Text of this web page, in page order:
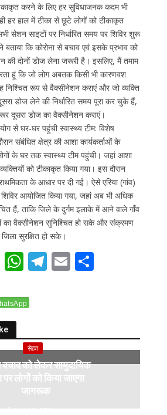
करने के लिए हर सुविधाजनक कदम भी
हर हाल में टीका से छूटे लोगों को टीकाकृत
सेशन साइटों पर निर्धारित समय पर शिविर शुरू
बताया कि कोरोना से बचाव एवं इसके प्रभाव को
की दोनों डोज लेना जरूरी है। इसलिए, मैं तमाम
हूं कि जो लोग अबतक किसी भी कारणवश
निश्चित रूप से वैक्सीनेशन कराएं और जो व्यक्ति
डोज लेने की निर्धारित समय पूरा कर चुके हैं,
दूसरा डोज का वैक्सीनेशन कराएं।
से घर-घर पहुंची स्वास्थ्य टीम: विशेष
संबंधित क्षेत्र की आशा कार्यकर्ताओं के
के घर तक स्वास्थ्य टीम पहुंची। जहां आशा
व्यक्तियों को टीकाकृत किया गया। इस दौरान
के आधार पर दी गई। ऐसे एरिया (गांव)
आयोजित किया गया, जहां अब भी अधिक
हैं, ताकि जिले के दुर्गम इलाके में आने वाले गाँव
का वैक्सीनेशन सुनिश्चित हो सके और संक्रमण
सुरक्षित हो सके।
C
p
y
Li
n
k
W
at
A
p
p
T
a
m
E S
सेहत
को लेकर सामुदायिक
लोगों को किया जाएगा
जागरूक
July 10, 2024